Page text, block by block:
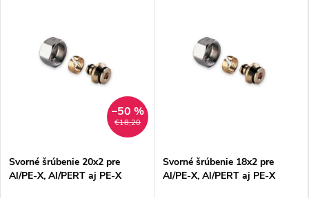
€18,20
–50 %
Svorné šrúbenie 20x2 pre
Al/PE-X, Al/PERT aj PE-X
Svorné šrúbenie 18x2 pre
Al/PE-X, Al/PERT aj PE-X